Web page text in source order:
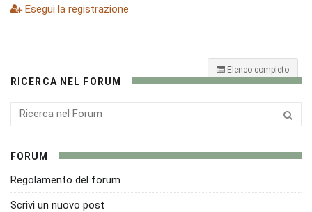
Esegui la registrazione
Elenco completo
RICERCA NEL FORUM
FORUM
Regolamento del forum
Scrivi un nuovo post